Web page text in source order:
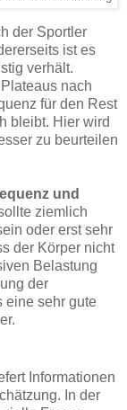
der Sportler
ist es
verhält.
nach
für den Rest
bleibt. Hier wird
zu beurteilen
und
ziemlich
oder erst sehr
der Körper nicht
Belastung
der
eine sehr gute
Informationen
In der